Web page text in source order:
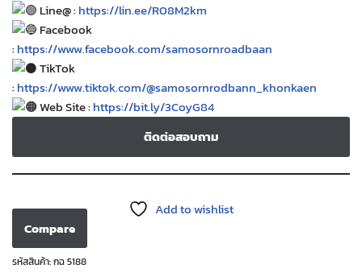
Line@ : https://lin.ee/R08M2km
Facebook
: https://www.facebook.com/samosornroadbaan
TikTok
: https://www.tiktok.com/@samosornrodbann_khonkaen
Web Site : https://bit.ly/3CoyG84
ติดต่อสอบถาม
Add to wishlist
Compare
รหัสสินค้า:กฉ 5188